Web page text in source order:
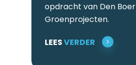
opdracht van Den Boer
Groenprojecten.
LEESVERDER